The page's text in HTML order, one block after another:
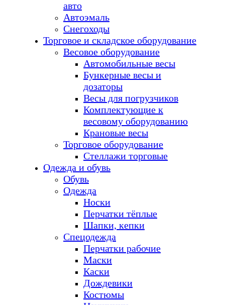
авто
Автоэмаль
Снегоходы
Торговое и складское оборудование
Весовое оборудование
Автомобильные весы
Бункерные весы и
дозаторы
Весы для погрузчиков
Комплектующие к
весовому оборудованию
Крановые весы
Торговое оборудование
Стеллажи торговые
Одежда и обувь
Обувь
Одежда
Носки
Перчатки тёплые
Шапки, кепки
Спецодежда
Перчатки рабочие
Маски
Каски
Дождевики
Костюмы